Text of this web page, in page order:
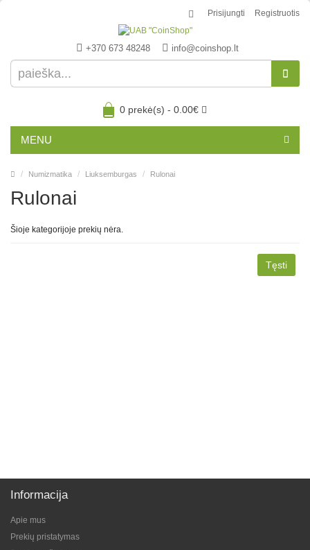
Prisijungti Registruotis
+370 673 48248 info@coinshop.lt
0 prekė(s) - 0.00€
MENU
Numizmatika Liuksemburgas Rulonai
Rulonai
Šioje kategorijoje prekių nėra.
Tęsti
Informacija
Apie mus
Prekių pristatymas